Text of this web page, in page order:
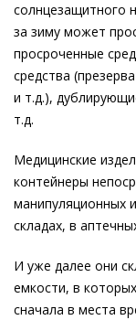
солнцезащитного
за зиму может
просроченные
средства
и т.д.),
т.д.
Медицинские
контейнеры
манипуляционных
складах, в
И уже далее они
емкости, в
сначала в места